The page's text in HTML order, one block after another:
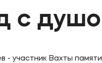
образование
с
участник Вахты